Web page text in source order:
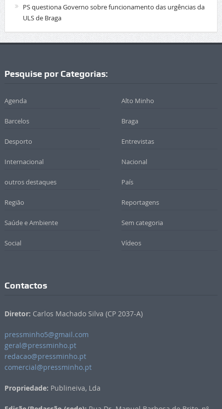
PS questiona Governo sobre funcionamento das urgências da
ULS de Braga
Pesquise por Categorias:
Agenda Alto Minho
Barcelos Braga
Desporto Entrevistas
Internacional Nacional
outros destaques País
Região Reportagens
Saúde e Ambiente Sem categoria
Social Vídeos
Contactos
Diretor: Carlos Machado Silva (CP 2037-A)
pressminho5@gmail.com
geral@pressminho.pt
redacao@pressminho.pt
comercial@pressminho.pt
Propriedade: Publineiva, Lda